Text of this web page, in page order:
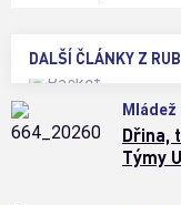
DALŠÍ ČLÁNKY Z
Mládež
Dřina,
Týmy